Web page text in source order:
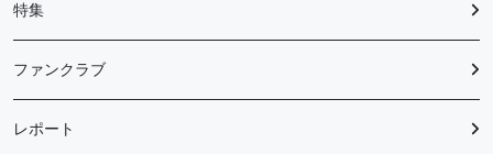
特集
ファンクラブ
レポート